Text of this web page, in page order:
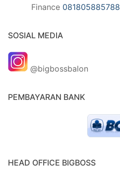
Finance 081805885788
SOSIAL MEDIA
@bigbossbalon
PEMBAYARAN BANK
HEAD OFFICE BIGBOSS